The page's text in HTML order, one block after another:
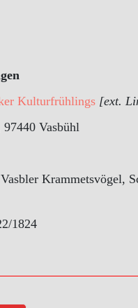
Kulturfrühlings [ext.
Vasbühl
Krammetsvögel,
1824